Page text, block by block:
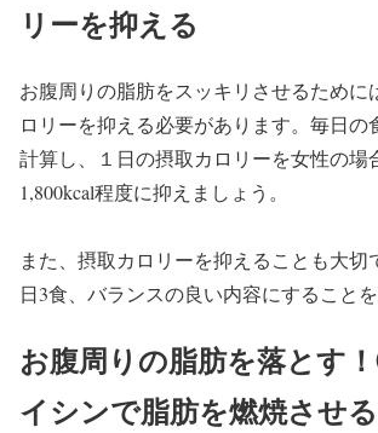
リーを抑える
お腹周りの脂肪をスッキリさせるために
ロリーを抑える必要があります。毎日の
計算し、１日の摂取カロリーを女性の場
1,800kcal程度に抑えましょう。
また、摂取カロリーを抑えることも大切
日3食、バランスの良い内容にすることを
お腹周りの脂肪を落とす
イシンで脂肪を燃焼させる